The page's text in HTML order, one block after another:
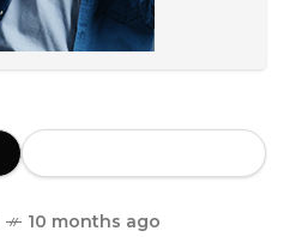
10 months ago